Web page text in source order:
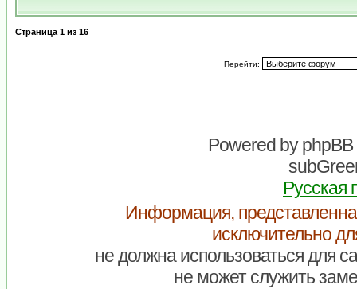
Страница 1 из 16
Перейти:
Powered byphpBB
Русская
Информация,
исключительно
не должна использоваться для
не может служить